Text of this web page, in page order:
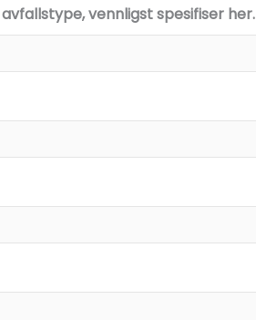
vennligst spesifiser her.